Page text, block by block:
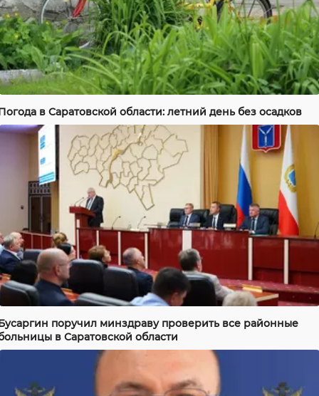
в Саратовской области: летний день без осадков
поручил минздраву проверить все районные
в Саратовской области